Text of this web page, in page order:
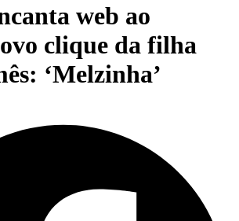
web ao
clique da filha
‘Melzinha’